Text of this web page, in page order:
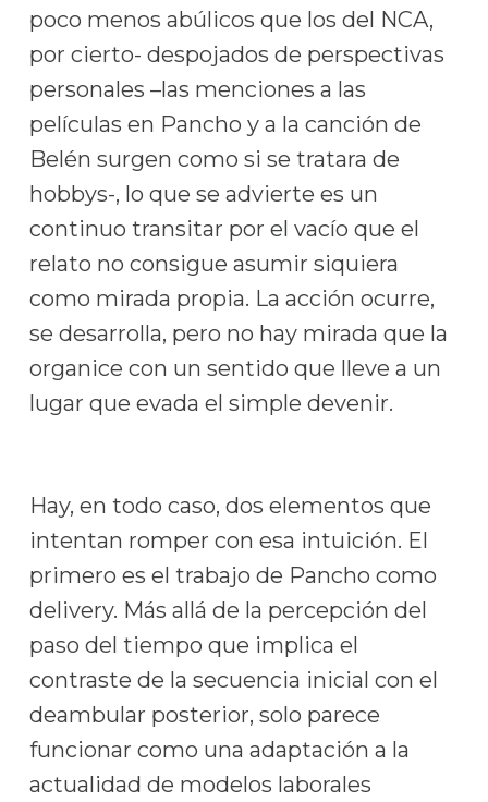
poco menos abúlicos que los del NCA,
por cierto- despojados de perspectivas
personales –las menciones a las
películas en Pancho y a la canción de
Belén surgen como si se tratara de
hobbys-, lo que se advierte es un
continuo transitar por el vacío que el
relato no consigue asumir siquiera
como mirada propia. La acción ocurre,
se desarrolla, pero no hay mirada que la
organice con un sentido que lleve a un
lugar que evada el simple devenir.
Hay, en todo caso, dos elementos que
intentan romper con esa intuición. El
primero es el trabajo de Pancho como
delivery. Más allá de la percepción del
paso del tiempo que implica el
contraste de la secuencia inicial con el
deambular posterior, solo parece
funcionar como una adaptación a la
actualidad de modelos laborales